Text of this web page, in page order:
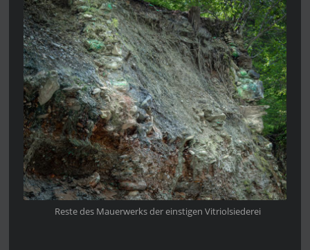
Reste des Mauerwerks der einstigen Vitriolsiederei